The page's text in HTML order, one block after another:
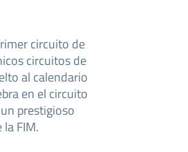
circuito de
circuitos de
al calendario
en el circuito
prestigioso
FIM.